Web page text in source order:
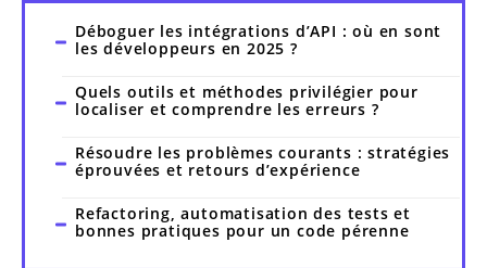
Déboguer les intégrations d’API : où en sont
les développeurs en 2025 ?
Quels outils et méthodes privilégier pour
localiser et comprendre les erreurs ?
Résoudre les problèmes courants : stratégies
éprouvées et retours d’expérience
Refactoring, automatisation des tests et
bonnes pratiques pour un code pérenne